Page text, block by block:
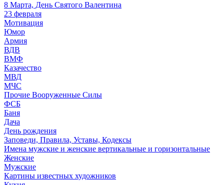
8 Марта, День Святого Валентина
23 февраля
Мотивация
Юмор
Армия
ВДВ
ВМФ
Казачество
МВД
МЧС
Прочие Вооруженные Силы
ФСБ
Баня
Дача
День рождения
Заповеди, Правила, Уставы, Кодексы
Имена мужские и женские вертикальные и горизонтальные
Женские
Мужские
Картины известных художников